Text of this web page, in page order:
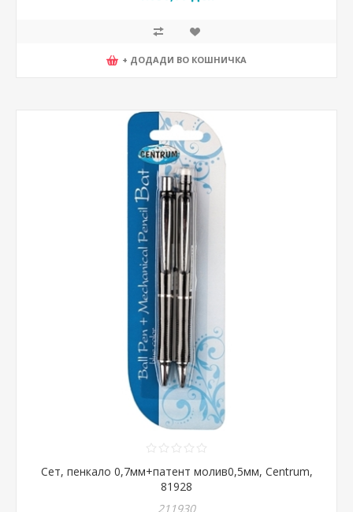
+ ДОДАДИ ВО КОШНИЧКА
Сет, пенкало 0,7мм+патент молив0,5мм, Centrum,
81928
211930